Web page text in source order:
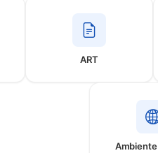
ART